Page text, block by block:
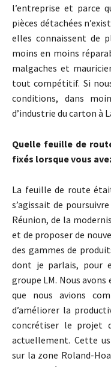
l’entreprise et parce
pièces détachées
elles connaissent de
moins en moins
malgaches et
tout compétitif. Si
conditions, dans
d’industrie du carton à
Quelle feuille de
fixés lorsque vous
La feuille de route
s’agissait de
Réunion, de la
et de proposer de
des gammes de
dont je parlais, pour
groupe LM. Nous avons
que nous avions
d’améliorer la
concrétiser le projet
actuellement. Cette
sur la zone Roland-